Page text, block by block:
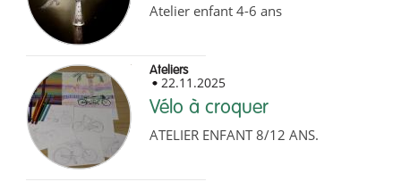
Atelier enfant 4-6 ans
Ateliers
22.11.2025
Vélo à croquer
ATELIER ENFANT 8/12 ANS.